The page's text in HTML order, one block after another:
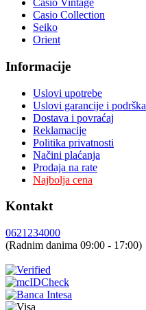
Casio Vintage
Casio Collection
Seiko
Orient
Informacije
Uslovi upotrebe
Uslovi garancije i podrška
Dostava i povraćaj
Reklamacije
Politika privatnosti
Načini plaćanja
Prodaja na rate
Najbolja cena
Kontakt
0621234000
(Radnim danima 09:00 - 17:00)